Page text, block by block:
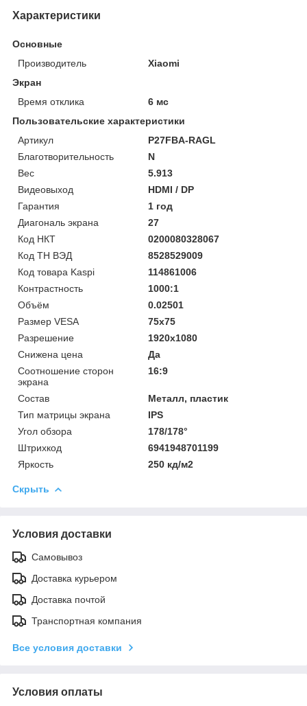
Характеристики
Основные
Производитель
Xiaomi
Экран
Время отклика
6 мс
Пользовательские характеристики
Артикул
P27FBA-RAGL
Благотворительность
N
Вес
5.913
Видеовыход
HDMI / DP
Гарантия
1 год
Диагональ экрана
27
Код НКТ
0200080328067
Код ТН ВЭД
8528529009
Код товара Kaspi
114861006
Контрастность
1000:1
Объём
0.02501
Размер VESA
75x75
Разрешение
1920x1080
Снижена цена
Да
Соотношение сторон
экрана
16:9
Состав
Металл, пластик
Тип матрицы экрана
IPS
Угол обзора
178/178°
Штрихкод
6941948701199
Яркость
250 кд/м2
Скрыть
Условия доставки
Самовывоз
Доставка курьером
Доставка почтой
Транспортная компания
Все условия доставки
Условия оплаты